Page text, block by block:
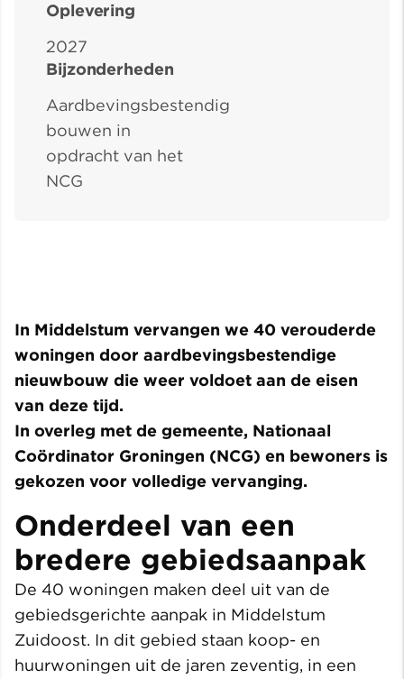
Oplevering
2027
Bijzonderheden
Aardbevingsbestendig
bouwen in
opdracht van het
NCG
In Middelstum vervangen we 40 verouderde
woningen door aardbevingsbestendige
nieuwbouw die weer voldoet aan de eisen
van deze tijd.
In overleg met de gemeente, Nationaal
Coördinator Groningen (NCG) en bewoners is
gekozen voor volledige vervanging.
Onderdeel van een
bredere gebiedsaanpak
De 40 woningen maken deel uit van de
gebiedsgerichte aanpak in Middelstum
Zuidoost. In dit gebied staan koop- en
huurwoningen uit de jaren zeventig, in een